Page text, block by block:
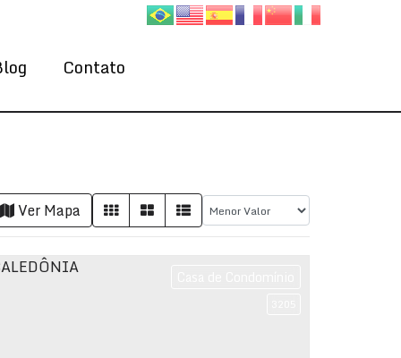
Contato
Ver Mapa